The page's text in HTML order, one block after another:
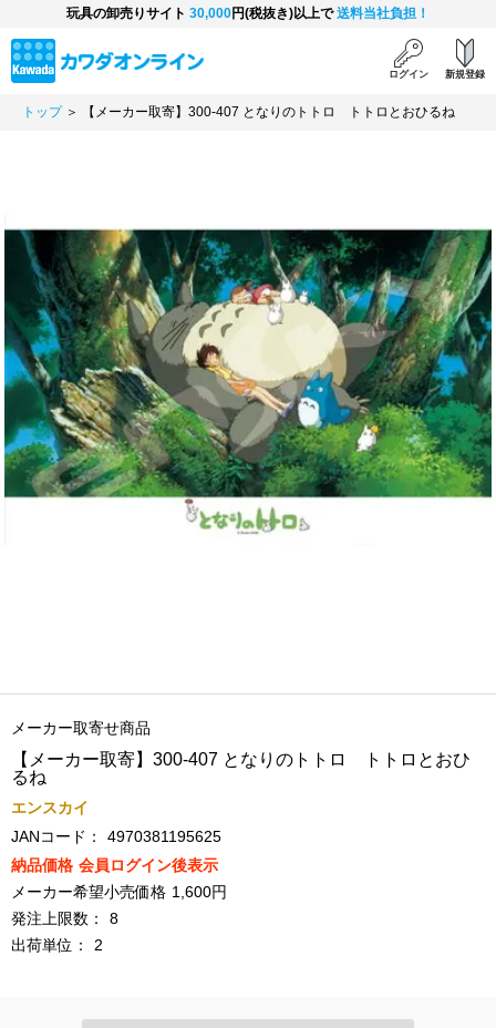
玩具の卸売りサイト 30,000円(税抜き)以上で送料当社負担！
ログイン 新規登録
トップ＞ 【メーカー取寄】300-407 となりのトトロ トトロとおひるね
メーカー取寄せ商品
【メーカー取寄】300-407 となりのトトロ トトロとおひ
るね
エンスカイ
JANコード：
4970381195625
納品価格 会員ログイン後表示
メーカー希望小売価格 1,600円
発注上限数：
8
出荷単位：
2